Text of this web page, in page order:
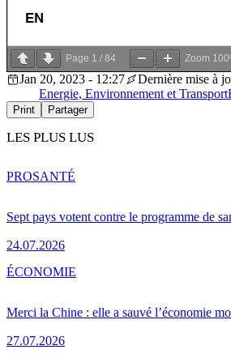
Page 1 / 84 Zoom
Jan 20, 2023 - 12:27
Dernière mise à
Energie, Environnement et Transport
Print Partager
LES PLUS LUS
Sept pays votent contre le programme de
24.07.2026
PROSANTÉ
Merci la Chine : elle a sauvé l’économie
27.07.2026
ÉCONOMIE